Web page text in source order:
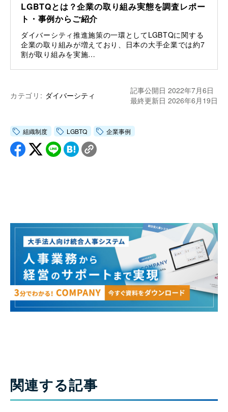
LGBTQとは？企業の取り組み実態を調査レポー
ト・事例からご紹介
ダイバーシティ推進施策の一環としてLGBTQに関する
企業の取り組みが増えており、日本の大手企業では約7
割が取り組みを実施…
カテゴリ: ダイバーシティ
記事公開日 2022年7月6日
最終更新日 2026年6月19日
組織制度 LGBTQ 企業事例
関連する記事